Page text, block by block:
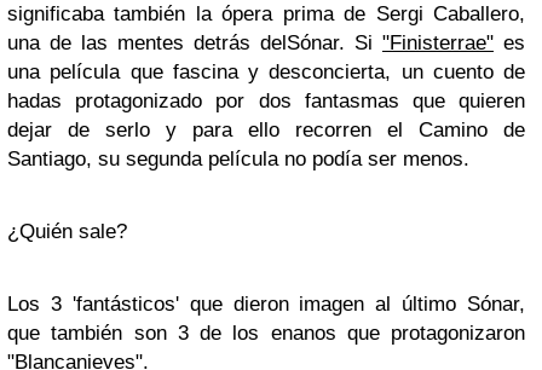
significaba también la ópera prima de Sergi Caballero,
una de las mentes detrás delSónar. Si "Finisterrae" es
una película que fascina y desconcierta, un cuento de
hadas protagonizado por dos fantasmas que quieren
dejar de serlo y para ello recorren el Camino de
Santiago, su segunda película no podía ser menos.
¿Quién sale?
Los 3 'fantásticos' que dieron imagen al último Sónar,
que también son 3 de los enanos que protagonizaron
"Blancanieves".